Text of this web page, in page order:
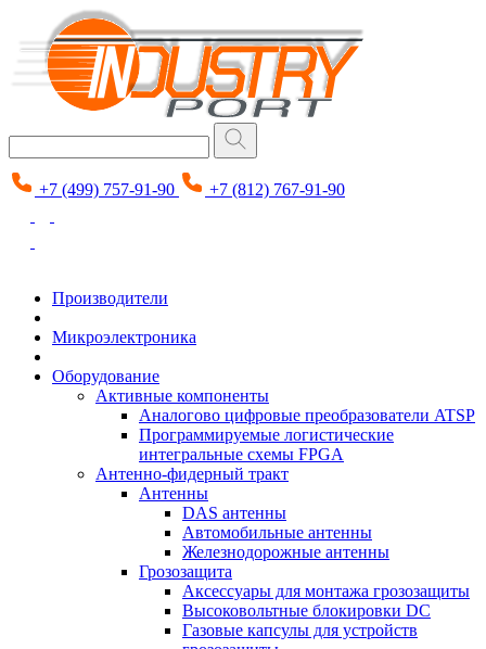
+7 (499) 757-91-90 +7 (812) 767-91-90
Производители
Микроэлектроника
Оборудование
Активные компоненты
Аналогово цифровые преобразователи ATSP
Программируемые логистические
интегральные схемы FPGA
Антенно-фидерный тракт
Антенны
DAS антенны
Автомобильные антенны
Железнодорожные антенны
Грозозащита
Аксессуары для монтажа грозозащиты
Высоковольтные блокировки DC
Газовые капсулы для устройств